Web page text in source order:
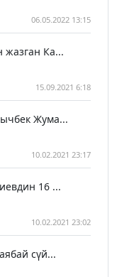
06.05.2022 13:15
Ка...
15.09.2021 6:18
Жума...
10.02.2021 23:17
16 ...
10.02.2021 23:02
сүй...